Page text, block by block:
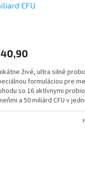
CFU
živé, ultra silné
formuláciou pre
so 16 aktívnymi
a 50 miliárd CFU v
odolnej...